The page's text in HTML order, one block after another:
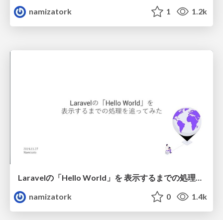
namizatork
1 1.2k
Laravelの「Hello World」を 表示するまでの処理を追ってみた
namizatork
0 1.4k